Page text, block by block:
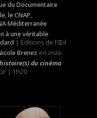
du Documentaire
le CNAP,
Méditerranée
à une véritable
| Éditions de l’Œil
Brenez en visio
du cinéma
| 1h20